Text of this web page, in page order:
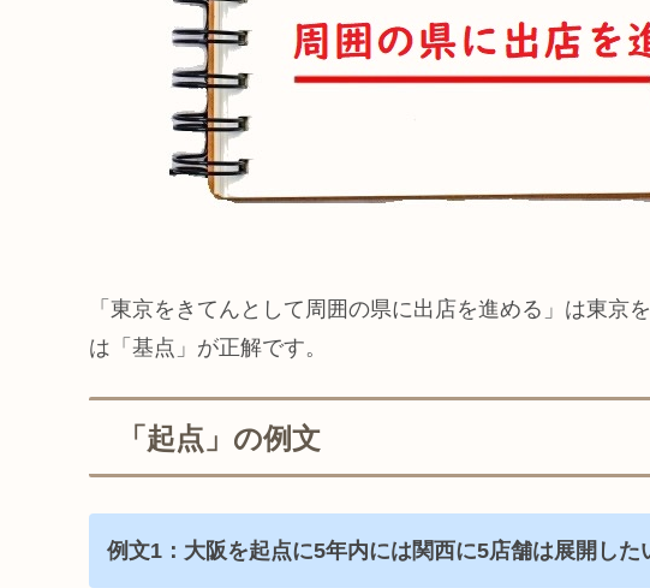
「東京をきてんとして周囲の県に出店を進める」は東京
は「基点」が正解です。
「起点」の例文
例文1：大阪を起点に5年内には関西に5店舗は展開した